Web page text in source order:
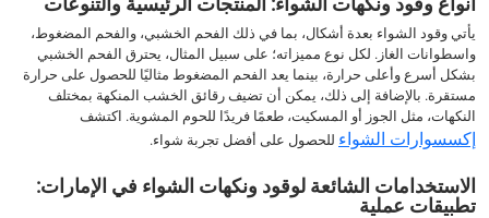
يأتي وقود الشواء بعدة أشكال، بما في ذلك الفحم الخشبي، والفحم المضغوط،
واسطوانات الغاز. لكل نوع مميزاته؛ على سبيل المثال، يحترق الفحم الخشبي
بشكل أسرع وأعلى حرارة، بينما يعد الفحم المضغوط مثاليًا للحصول على حرارة
مستقرة. بالإضافة إلى ذلك، يمكن أن تضيف رقائق الخشب المنكهة بمختلف
النكهات، مثل الجوز أو المسكيت، طعمًا فريدًا للحوم المشوية. اكتشف
إكسسوارات الشواء للحصول على أفضل تجربة شواء.
الاستخدامات الشائعة لوقود ونكهات الشواء في الإمارات:
تطبيقات عملية